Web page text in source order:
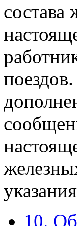
состава
10.